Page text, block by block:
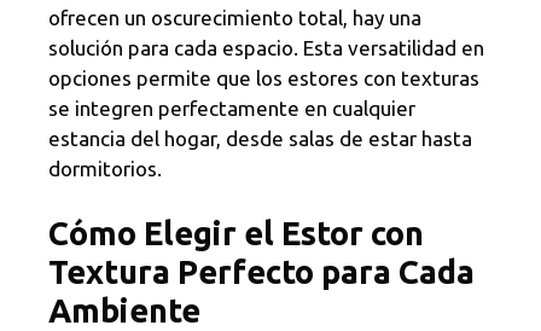
ofrecen un oscurecimiento total, hay una
solución para cada espacio. Esta versatilidad en
opciones permite que los estores con texturas
se integren perfectamente en cualquier
estancia del hogar, desde salas de estar hasta
dormitorios.
Cómo Elegir el Estor con
Textura Perfecto para Cada
Ambiente